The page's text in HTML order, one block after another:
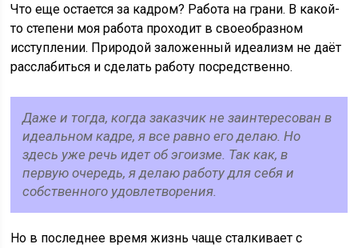
Что еще остается за кадром? Работа на грани. В какой-
то степени моя работа проходит в своеобразном
исступлении. Природой заложенный идеализм не даёт
расслабиться и сделать работу посредственно.
Даже и тогда, когда заказчик не заинтересован в
идеальном кадре, я все равно его делаю. Но
здесь уже речь идет об эгоизме. Так как, в
первую очередь, я делаю работу для себя и
собственного удовлетворения.
Но в последнее время жизнь чаще сталкивает с